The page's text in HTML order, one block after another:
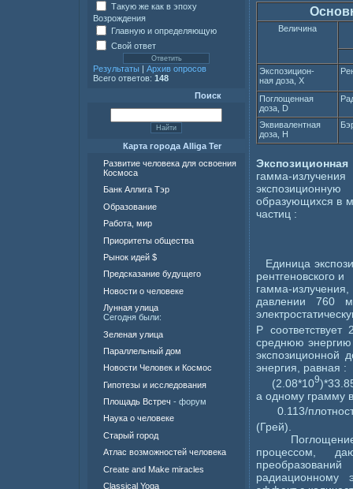
Такую же как в эпоху
Возрождения
Главную и определяющую
Свой ответ
Результаты | Архив опросов
Всего ответов: 148
Поиск
Карта города Alliga Ter
Развитие человека для освоения
Космоса
Банк Аллига Тэр
Образование
Работа, мир
Приоритеты общества
Рынок идей $
Предсказание будущего
Новости о человеке
Лунная улица
Сегодня были:
Зеленая улица
Параллельный дом
Новости Человек и Космос
Гипотезы и исследования
Площадь Встреч - форум
Наука о человеке
Старый город
Атлас возможностей человека
Create and Make miracles
Classical Yoga
Величина
Экспозицион-
ная доза, X
Поглощенная
доза, D
Эквивалентная
доза, Н
Экспозиционная
гамма-
образующихся в
частиц :
Единица
рентгеновского и
гамма-
давлении 760
Р соответствует
среднюю энергию
экспозиционной
энергия, равная :
(2.08*109
а одному грамму
0.113/
(Грей).
Поглощение
процессом,
радиационному